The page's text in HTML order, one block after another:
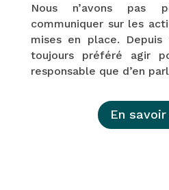
Nous n’avons pas
communiquer sur les
mises en place. Depuis
toujours préféré agir
responsable que d’en
En